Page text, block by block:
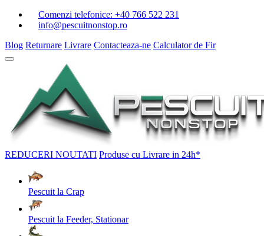
Comenzi telefonice: +40 766 522 231
info@pescuitnonstop.ro
Blog Returnare Livrare Contacteaza-ne Calculator de Fir
REDUCERI NOUTATI Produse cu Livrare in 24h*
Pescuit la Crap
Pescuit la Feeder, Stationar